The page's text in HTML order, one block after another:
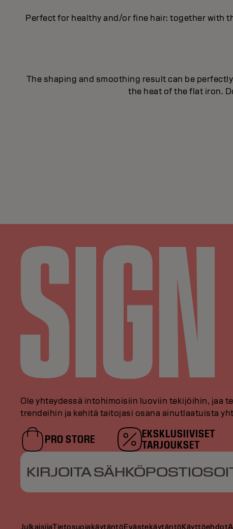
Perfect for healthy and/or fine hair: together with
The shaping and smoothing result can be
the heat of the flat iron.
Ole yhteydessä intohimoisiin luoviin tekijöihin, jaa
trendeihin ja kehitä taitojasi osana ainutlaatuista
PRO STORE
EKSKLUSIIVISET
TARJOUKSET
KIRJOITA
JulkaisijaTietosuojakäytäntöEvästekäytäntöKäyttöehdot